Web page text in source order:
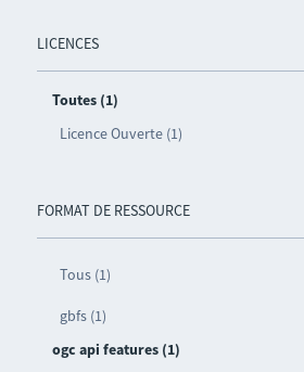
LICENCES
Toutes (1)
Licence Ouverte (1)
FORMAT DE RESSOURCE
Tous (1)
gbfs (1)
ogc api features (1)